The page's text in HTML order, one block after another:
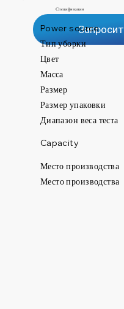
Power source
Тип уборки
Масса
Цвет
Размер упаковки
Размер
Capacity
Диапазон веса теста
Место производства
Место производства
Спецификация